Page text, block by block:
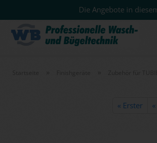
Die Angebote in
« Erster